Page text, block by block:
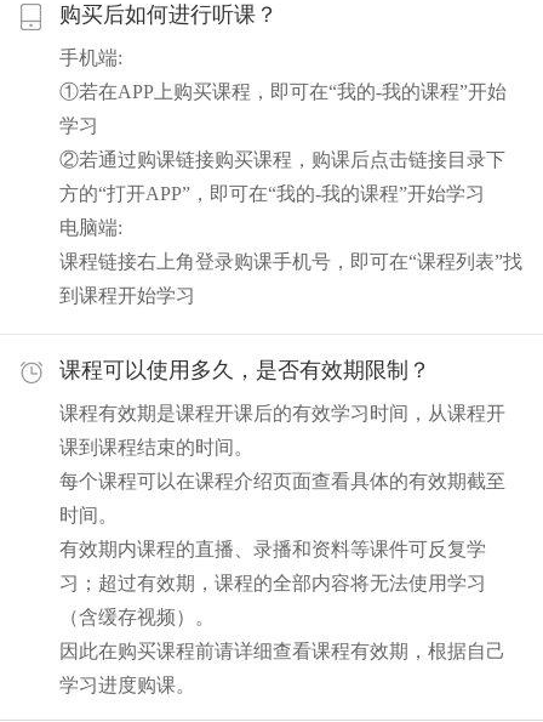
购买后如何进行听课？
手机端:
①若在APP上购买课程，即可在“我的-我的课程”开始
学习
②若通过购课链接购买课程，购课后点击链接目录下
方的“打开APP”，即可在“我的-我的课程”开始学习
电脑端:
课程链接右上角登录购课手机号，即可在“课程列表”找
到课程开始学习
课程可以使用多久，是否有效期限制？
课程有效期是课程开课后的有效学习时间，从课程开
课到课程结束的时间。
每个课程可以在课程介绍页面查看具体的有效期截至
时间。
有效期内课程的直播、录播和资料等课件可反复学
习；超过有效期，课程的全部内容将无法使用学习
（含缓存视频）。
因此在购买课程前请详细查看课程有效期，根据自己
学习进度购课。